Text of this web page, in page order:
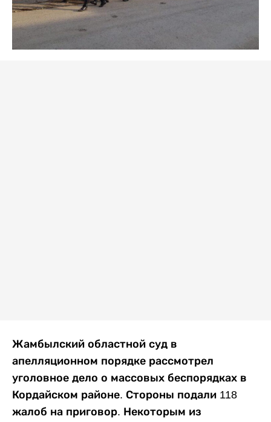
Жамбылский областной суд в
апелляционном порядке рассмотрел
уголовное дело о массовых беспорядках в
Кордайском районе. Стороны подали 118
жалоб на приговор. Некоторым из